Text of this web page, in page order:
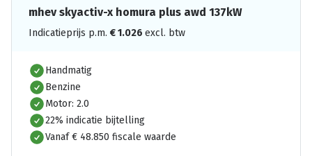
mhev skyactiv-x homura plus awd 137kW
Indicatieprijs p.m. €1.026 excl. btw
Handmatig
Benzine
Motor: 2.0
22% indicatie bijtelling
Vanaf € 48.850 fiscale waarde